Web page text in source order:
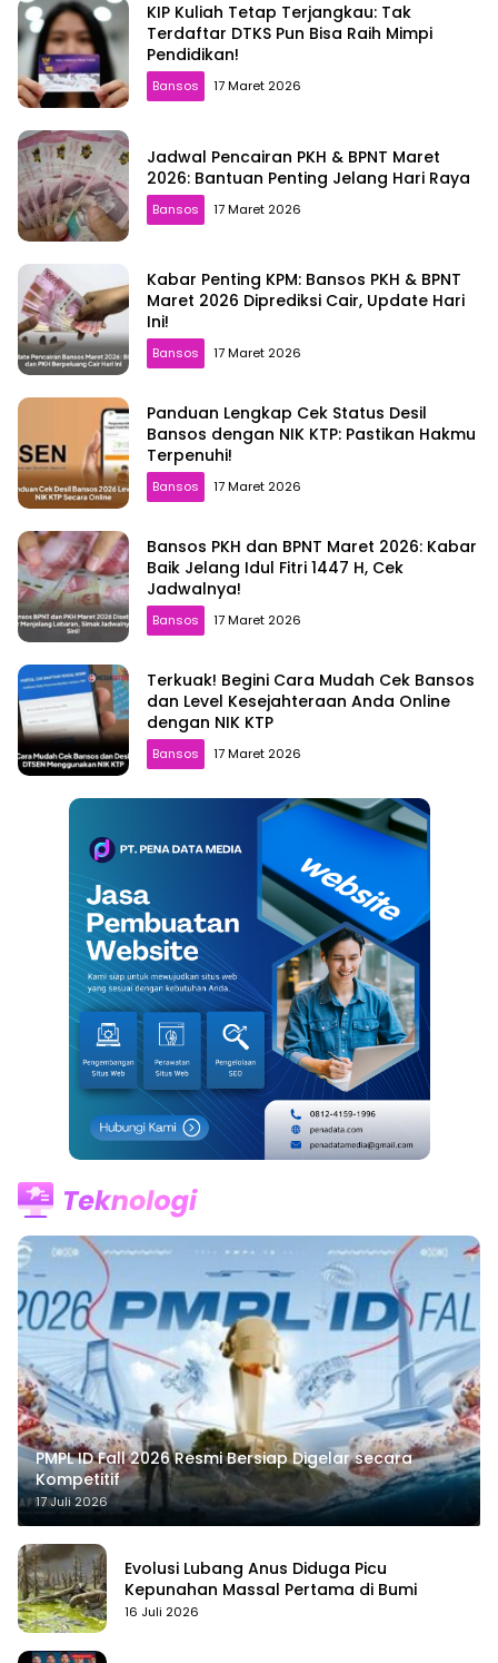
KIP Kuliah Tetap Terjangkau: Tak
Terdaftar DTKS Pun Bisa Raih Mimpi
Pendidikan!
Bansos 17 Maret 2026
Jadwal Pencairan PKH & BPNT Maret
2026: Bantuan Penting Jelang Hari Raya
Bansos 17 Maret 2026
Kabar Penting KPM: Bansos PKH & BPNT
Maret 2026 Diprediksi Cair, Update Hari
Ini!
Bansos 17 Maret 2026
Panduan Lengkap Cek Status Desil
Bansos dengan NIK KTP: Pastikan Hakmu
Terpenuhi!
Bansos 17 Maret 2026
Bansos PKH dan BPNT Maret 2026: Kabar
Baik Jelang Idul Fitri 1447 H, Cek
Jadwalnya!
Bansos 17 Maret 2026
Terkuak! Begini Cara Mudah Cek Bansos
dan Level Kesejahteraan Anda Online
dengan NIK KTP
Bansos 17 Maret 2026
PMPL ID Fall 2026 Resmi Bersiap Digelar secara
Kompetitif
17 Juli 2026
Evolusi Lubang Anus Diduga Picu
Kepunahan Massal Pertama di Bumi
16 Juli 2026